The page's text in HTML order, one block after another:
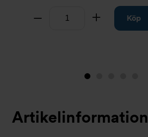
Ta bort Lägg tillKöp
Bild
nu)
Artikelinformation